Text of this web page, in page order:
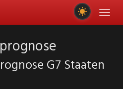
G7 Staaten